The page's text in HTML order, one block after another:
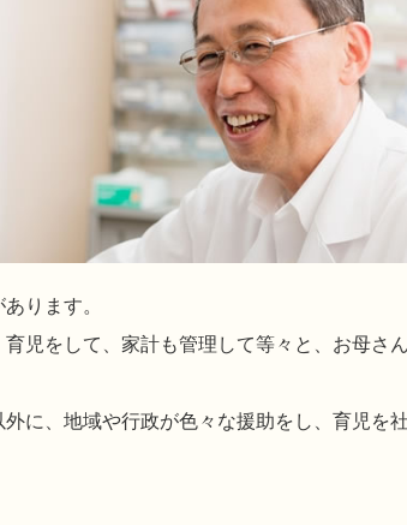
ります。
児をして、家計も管理して等々と、お母さ
に、地域や行政が色々な援助をし、育児を